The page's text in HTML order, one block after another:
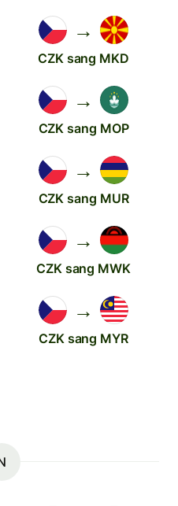
→
CZK sang MKD
→
CZK sang MOP
→
CZK sang MUR
→
CZK sang MWK
→
CZK sang MYR